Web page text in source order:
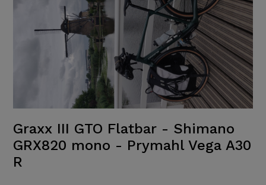
Graxx III GTO Flatbar - Shimano
GRX820 mono - Prymahl Vega A30
R